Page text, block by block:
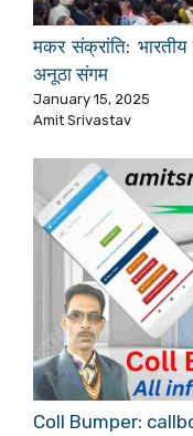
मकर संक्रांति:
अनूठा संगम
January 15, 2025
Amit Srivastav
Coll Bumper: